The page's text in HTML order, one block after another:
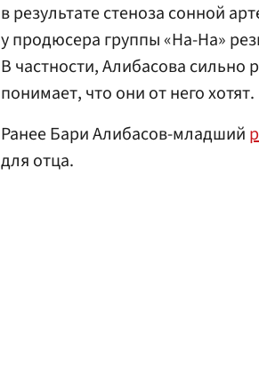
в результате стеноза сонной
у продюсера группы «На-На»
В частности, Алибасова сильно
понимает, что они от него хотят.
Ранее Бари Алибасов-младший
для отца.